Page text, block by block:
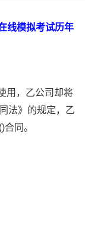
线模拟考试历年
用，乙公司却将
法》的规定，乙
同。